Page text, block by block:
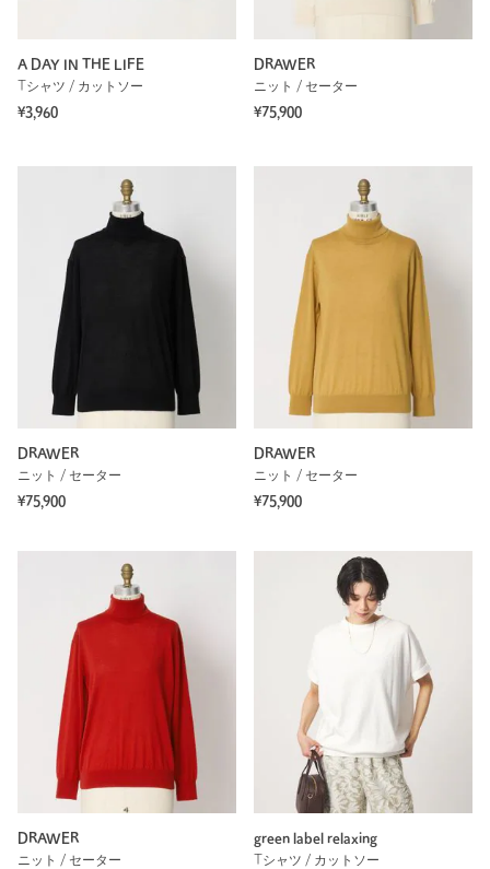
A DAY IN THE LIFE
Tシャツ / カットソー
¥3,960
DRAWER
ニット / セーター
¥75,900
DRAWER
ニット / セーター
¥75,900
DRAWER
ニット / セーター
¥75,900
DRAWER
ニット / セーター
green label relaxing
Tシャツ / カットソー